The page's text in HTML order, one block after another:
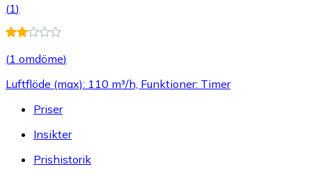
(1)
(1 omdöme)
Luftflöde (max): 110 m³/h, Funktioner: Timer
Priser
Insikter
Prishistorik